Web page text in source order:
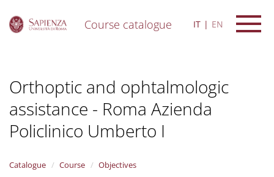
Course catalogue IT EN
Orthoptic and ophtalmologic
assistance - Roma Azienda
Policlinico Umberto I
Catalogue Course Objectives